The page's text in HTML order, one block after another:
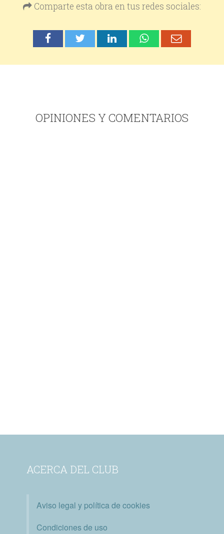
Comparte esta obra en tus redes sociales:
OPINIONES Y COMENTARIOS
ACERCA DEL CLUB
Aviso legal y política de cookies
Condiciones de uso